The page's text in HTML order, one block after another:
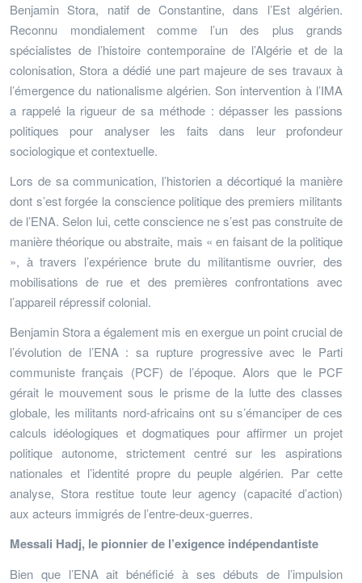
Benjamin Stora, natif de Constantine, dans l’Est algérien.
Reconnu mondialement comme l’un des plus grands
spécialistes de l’histoire contemporaine de l’Algérie et de la
colonisation, Stora a dédié une part majeure de ses travaux à
l’émergence du nationalisme algérien. Son intervention à l’IMA
a rappelé la rigueur de sa méthode : dépasser les passions
politiques pour analyser les faits dans leur profondeur
sociologique et contextuelle.
Lors de sa communication, l’historien a décortiqué la manière
dont s’est forgée la conscience politique des premiers militants
de l’ENA. Selon lui, cette conscience ne s’est pas construite de
manière théorique ou abstraite, mais « en faisant de la politique
», à travers l’expérience brute du militantisme ouvrier, des
mobilisations de rue et des premières confrontations avec
l’appareil répressif colonial.
Benjamin Stora a également mis en exergue un point crucial de
l’évolution de l’ENA : sa rupture progressive avec le Parti
communiste français (PCF) de l’époque. Alors que le PCF
gérait le mouvement sous le prisme de la lutte des classes
globale, les militants nord-africains ont su s’émanciper de ces
calculs idéologiques et dogmatiques pour affirmer un projet
politique autonome, strictement centré sur les aspirations
nationales et l’identité propre du peuple algérien. Par cette
analyse, Stora restitue toute leur agency (capacité d’action)
aux acteurs immigrés de l’entre-deux-guerres.
Messali Hadj, le pionnier de l’exigence indépendantiste
Bien que l’ENA ait bénéficié à ses débuts de l’impulsion